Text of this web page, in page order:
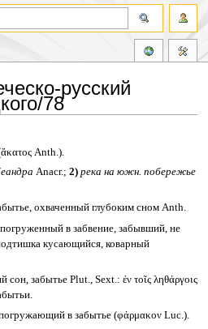
русский
78
Anth.).
Anacr.; 2) река на южн. побережье
охваченный глубоким сном Anth.
в забвение, забывший, не
кусающийся, коварный
сон, забытье Plut., Sext.: ἐν τοῖς ληθάργοις
в забытье (φάρμακον Luc.).